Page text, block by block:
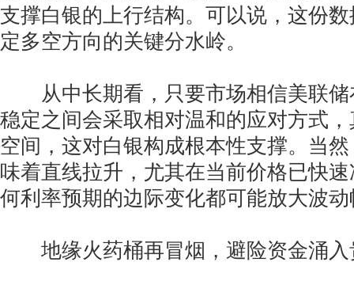
支撑白银的上行结构。可以说，这份
定多空方向的关键分水岭。
从中长期看，只要市场相信美联储
稳定之间会采取相对温和的应对方式
空间，这对白银构成根本性支撑。当
味着直线拉升，尤其在当前价格已快
何利率预期的边际变化都可能放大波
地缘火药桶再冒烟，避险资金涌入